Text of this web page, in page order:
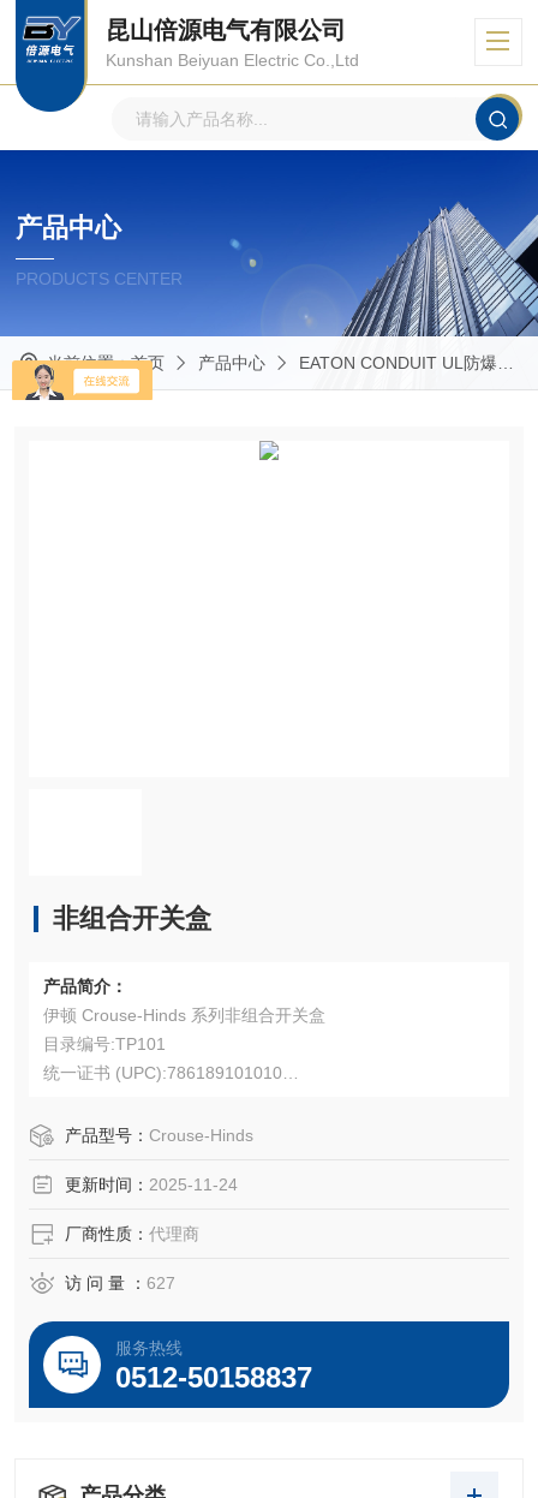
昆山倍源电气有限公司
Kunshan Beiyuan Electric Co.,Ltd
产品中心
PRODUCTS CENTER
当前位置：首页 产品中心 EATON CONDUIT UL防爆管件
非组合开关盒
产品简介：
伊顿 Crouse-Hinds 系列非组合开关盒
目录编号:TP101
统一证书 (UPC):786189101010
产品高度:3.75 英寸
产品重量:0.38 磅
产品型号： Crouse-Hinds
更新时间： 2025-11-24
厂商性质： 代理商
访 问 量 ： 627
服务热线
0512-50158837